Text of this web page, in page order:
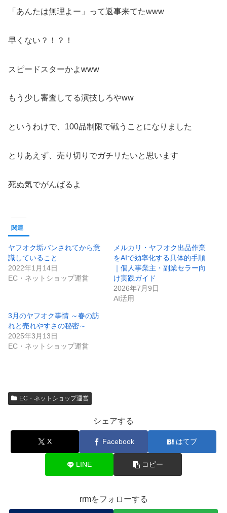
「あんたは無理よー」って返事来てたwww
早くない？！？！
スピードスターかよwww
もう少し審査してる演技しろやww
というわけで、100品制限で戦うことになりました
とりあえず、売り切りでガチリたいと思います
死ぬ気でがんばるよ
関連
ヤフオク垢バンされてから意
識していること
2022年1月14日
EC・ネットショップ運営
メルカリ・ヤフオク出品作業
をAIで効率化する具体的手順
｜個人事業主・副業セラー向
け実践ガイド
2026年7月9日
AI活用
3月のヤフオク事情 ～春の訪
れと売れやすさの秘密～
2025年3月13日
EC・ネットショップ運営
EC・ネットショップ運営
シェアする
X Facebook はてブ
LINE コピー
rrmをフォローする